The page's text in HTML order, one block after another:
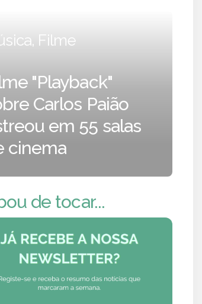
Filme
"Playback"
Carlos Paião
em 55 salas
cinema
de tocar...